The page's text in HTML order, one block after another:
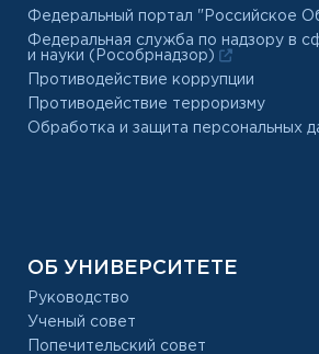
Федеральный портал "Российское
Федеральная служба по надзору в
и науки (Рособрнадзор)
Противодействие коррупции
Противодействие терроризму
Обработка и защита персональных
ОБ УНИВЕРСИТЕТЕ
Руководство
Ученый совет
Попечительский совет